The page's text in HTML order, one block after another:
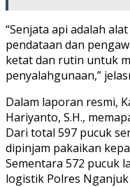
“Senjata api adalah
pendataan dan
ketat dan rutin untuk
penyalahgunaan,”
Dalam laporan resmi,
Hariyanto, S.H.,
Dari total 597 pucuk
dipinjam pakaikan
Sementara 572 pucuk
logistik Polres